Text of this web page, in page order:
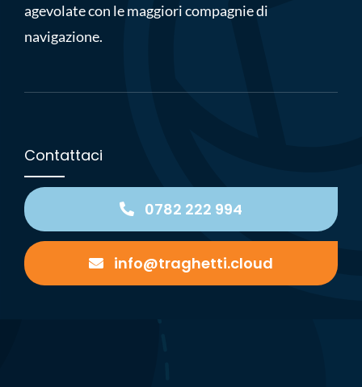
agevolate con le maggiori compagnie di
navigazione.
Contattaci
0782 222 994
info@traghetti.cloud